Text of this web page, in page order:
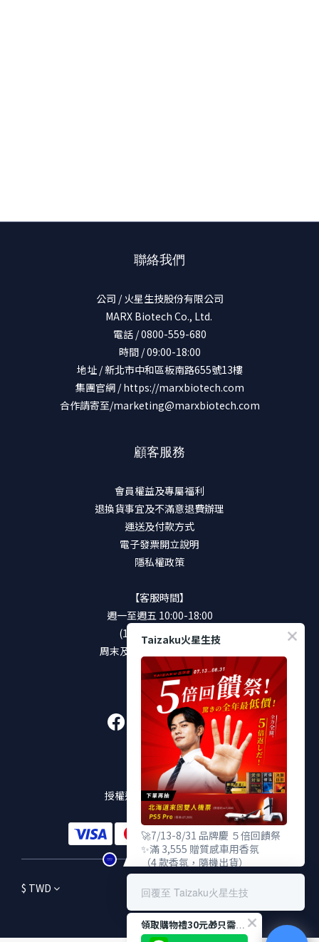
聯絡我們
公司 / 火星生技股份有限公司
MARX Biotech Co., Ltd.
電話 / 0800-559-680
時間 / 09:00-18:00
地址 / 新北市中和區板南路655號13樓
集團官網 /https://marxbiotech.com
合作請寄至/marketing@marxbiotech.com
顧客服務
會員權益及專屬福利
退換貨事宜及不滿意退費辦理
運送及付款方式
電子發票開立說明
隱私權政策
【客服時間】
週一至週五 10:00-18:00
(12:00-13:00休息)
周末及國定假日將暫停服務
加入好友
販售通路
授權通路及實體販售店點
$ TWD
Taizaku火星生技
🚀7/13-8/31 品牌慶 ５倍回饋祭
✨滿 3,555 贈質感車用香氛
（4 款香氛，隨機出貨）
✨滿 5,555 贈TENGA 雙重杯
✨滿 9,555 贈武倍對策 Gold
（價值 $2,380，限量100份）
🎁 下單登錄發票抽：
回覆至 Taizaku火星生技
領取購物禮30元🎁只需3秒！